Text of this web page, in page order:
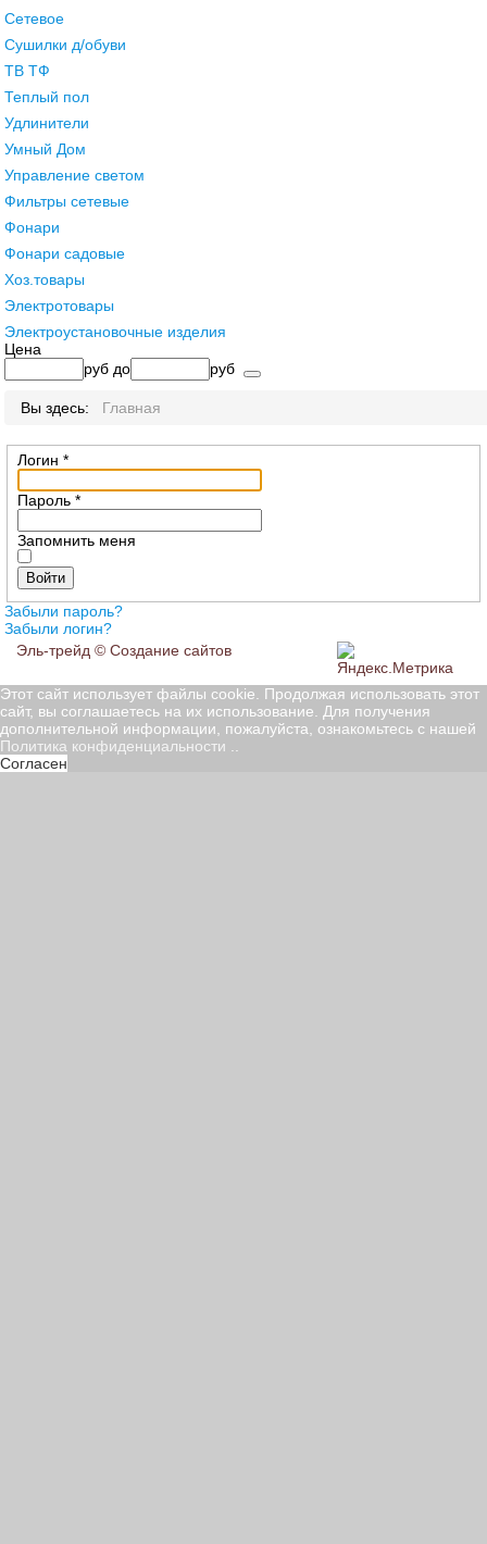
Сетевое
Сушилки д/обуви
ТВ ТФ
Теплый пол
Удлинители
Умный Дом
Управление светом
Фильтры сетевые
Фонари
Фонари садовые
Хоз.товары
Электротовары
Электроустановочные изделия
Цена
руб до руб
Вы здесь: Главная
Логин *
Пароль *
Запомнить меня
Войти
Забыли пароль?
Забыли логин?
Эль-трейд © Создание сайтов
Этот сайт использует файлы cookie. Продолжая использовать этот
сайт, вы соглашаетесь на их использование. Для получения
дополнительной информации, пожалуйста, ознакомьтесь с нашей
Политика конфиденциальности
Согласен